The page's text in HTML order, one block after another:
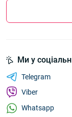
Ми у
Telegram
Viber
Whatsapp